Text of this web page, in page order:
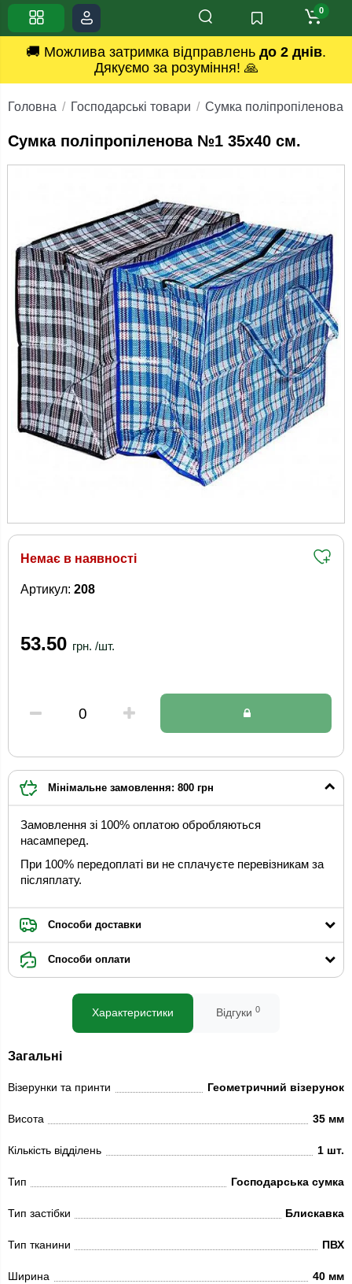
🚚 Можлива затримка відправлень до 2 днів.
Дякуємо за розуміння! 🙏
0
Головна Господарські товари Сумка
Сумка поліпропіленова №1 35х40 см.
Немає в наявності
Артикул: 208
53.50 грн. /шт.
Мінімальне замовлення: 800 грн
Замовлення зі 100% оплатою обробляються
насамперед.
При 100% передоплаті ви не сплачуєте перевізникам за
післяплату.
Способи доставки
Способи оплати
Характеристики Відгуки 0
Загальні
Візерунки та принти Геометричний візерунок
Висота 35 мм
Кількість відділень 1 шт.
Тип Господарська сумка
Тип застібки Блискавка
Тип тканини ПВХ
Ширина 40 мм